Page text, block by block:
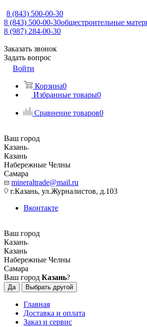
8 (843) 500-00-30
8 (843) 500-00-30общестроительные
8 (987) 284-00-30
Заказать звонок
Задать вопрос
Войти
Корзина0
Избранные товары0
Сравнение товаров0
Ваш город
Казань
Казань
Набережные Челны
Самара
mineraltrade@mail.ru
г.Казань, ул.Журналистов, д.103
Вконтакте
Ваш город
Казань
Казань
Набережные Челны
Самара
Ваш город Казань?
Да Выбрать другой
Главная
Доставка и оплата
Заказ и сервис